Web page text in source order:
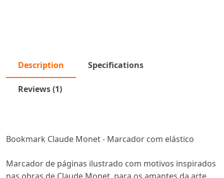
Description Specifications
Reviews (1)
Bookmark Claude Monet - Marcador com elástico
Marcador de páginas ilustrado com motivos inspirados